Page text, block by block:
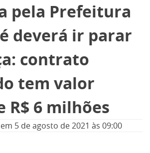
pela Prefeitura
deverá ir parar
contrato
tem valor
R$ 6 milhões
5 de agosto de 2021 às 09:00